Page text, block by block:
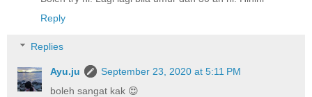
Reply
Replies
Ayu.ju
September 23, 2020 at 5:11 PM
boleh sangat kak 😍